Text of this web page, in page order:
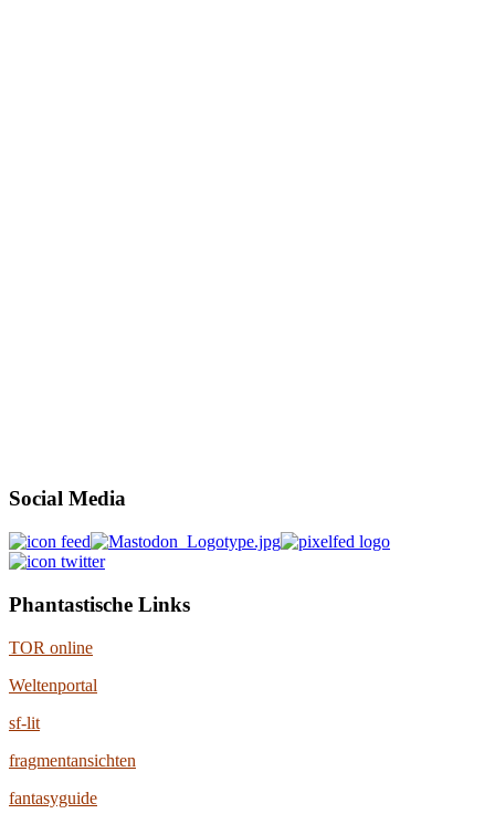
Social Media
Phantastische Links
TOR online
Weltenportal
sf-lit
fragmentansichten
fantasyguide